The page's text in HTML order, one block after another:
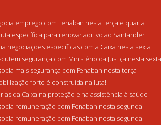
emprego com Fenaban nesta terça e quarta
específica para renovar aditivo ao Santander
negociações específicas com a Caixa nesta sexta
segurança com Ministério da Justiça nesta sexta
mais segurança com Fenaban nesta terça
forte é construída na luta!
da Caixa na proteção e na assistência à saúde
remuneração com Fenaban nesta segunda
remuneração com Fenaban nesta segunda